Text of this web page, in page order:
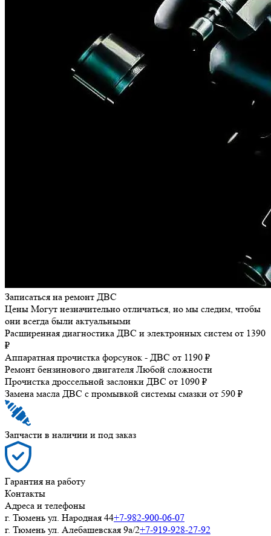
Записаться на ремонт ДВС
Цены Могут незначительно отличаться, но мы следим, чтобы
они всегда были актуальными
Расширенная диагностика ДВС и электронных систем от 1390
₽
Аппаратная прочистка форсунок - ДВС от 1190 ₽
Ремонт бензинового двигателя Любой сложности
Прочистка дроссельной заслонки ДВС от 1090 ₽
Замена масла ДВС с промывкой системы смазки от 590 ₽
Запчасти в наличии и под заказ
Гарантия на работу
Контакты
Адреса и телефоны
г. Тюмень ул. Народная 44+7-982-900-06-07
г. Тюмень ул. Алебашевская 9а/2+7-919-928-27-92